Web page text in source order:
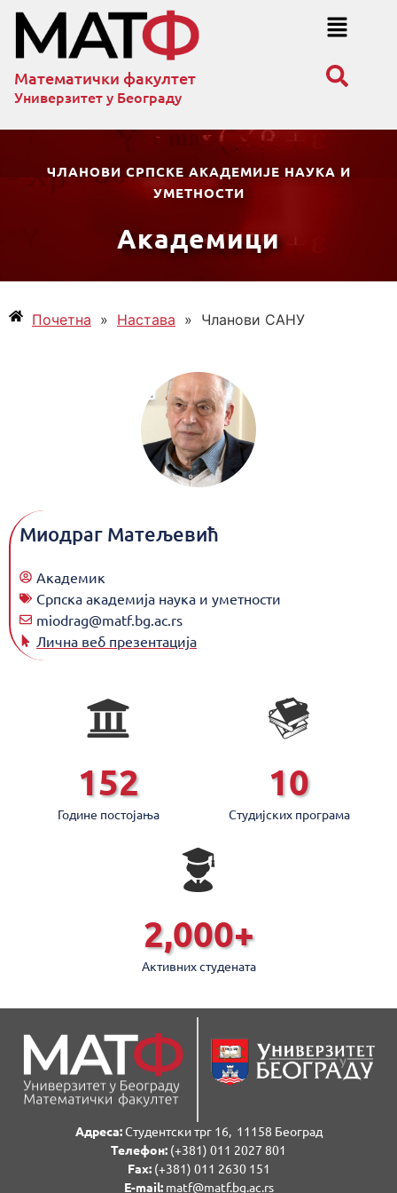
Математички факултет
Универзитет у Београду
ЧЛАНОВИ СРПСКЕ АКАДЕМИЈЕ НАУКА И
УМЕТНОСТИ
Академици
Почетна » Настава » Чланови САНУ
Миодраг Матељевић
Академик
Српска академија наука и уметности
miodrag@matf.bg.ac.rs
Лична веб презентација
Године постојањa
152
Студијских програмa
10
Активних студената
2,000+
Адреса:Студентски трг 16, 11158 Београд
Телефон: (+381) 011 2027 801
Fаx:(+381) 011 2630 151
E-mail:matf@matf.bg.ac.rs